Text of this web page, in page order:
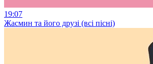
19:07
Жасмин та його друзі (всі пісні)